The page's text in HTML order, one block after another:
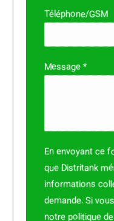
Téléphone/GSM
Message *
En envoyant ce
que Distritank
informations
demande. Si
notre politique